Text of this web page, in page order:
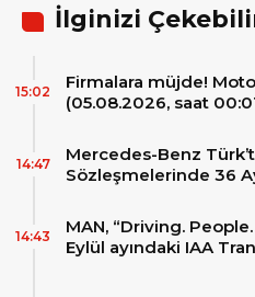
İlginizi
Firmalara müjde!
(05.08.2026, saat
15:02
Mercedes-Benz
Sözleşmelerinde 36
14:47
MAN, “Driving.
Eylül ayındaki IAA
14:43